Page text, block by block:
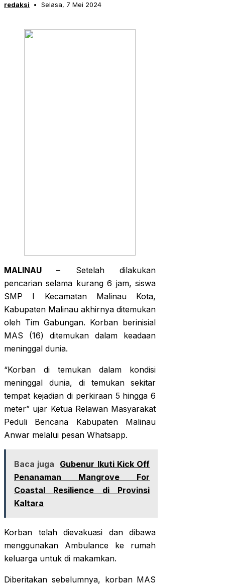
redaksi Selasa, 7 Mei 2024
MALINAU– Setelah dilakukan
pencarian selama kurang 6 jam, siswa
SMP I Kecamatan Malinau Kota,
Kabupaten Malinau akhirnya ditemukan
oleh Tim Gabungan. Korban berinisial
MAS (16) ditemukan dalam keadaan
meninggal dunia.
“Korban di temukan dalam kondisi
meninggal dunia, di temukan sekitar
tempat kejadian di perkiraan 5 hingga 6
meter” ujar Ketua Relawan Masyarakat
Peduli Bencana Kabupaten Malinau
Anwar melalui pesan Whatsapp.
Baca juga
Gubenur Ikuti Kick Off
Penanaman Mangrove For
Coastal Resilience di Provinsi
Kaltara
Korban telah dievakuasi dan dibawa
menggunakan Ambulance ke rumah
keluarga untuk di makamkan.
Diberitakan sebelumnya, korban MAS